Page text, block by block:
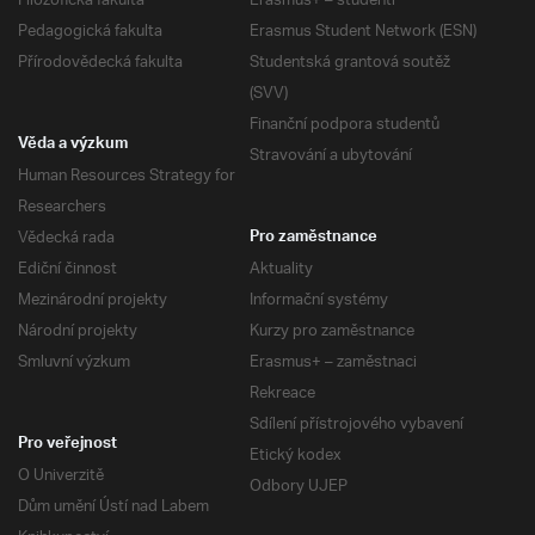
Pedagogická fakulta
Přírodovědecká fakulta
Erasmus Student Network (ESN)
Studentská grantová soutěž
(SVV)
Finanční podpora studentů
Stravování a ubytování
Věda a výzkum
Human Resources Strategy for
Researchers
Vědecká rada
Ediční činnost
Mezinárodní projekty
Národní projekty
Smluvní výzkum
Pro zaměstnance
Aktuality
Informační systémy
Kurzy pro zaměstnance
Erasmus+ – zaměstnaci
Rekreace
Sdílení přístrojového vybavení
Etický kodex
Odbory UJEP
Pro veřejnost
O Univerzitě
Dům umění Ústí nad Labem